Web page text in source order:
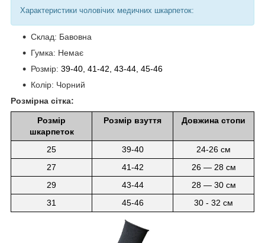
Характеристики чоловічих медичних шкарпеток:
Склад: Бавовна
Гумка: Немає
Розмір: 39-40, 41-42, 43-44, 45-46
Колір: Чорний
Розмірна сітка:
Розмір
шкарпеток
Розмір взуття Довжина стопи
25 39-40
24-26 см
27
41-42
26 ― 28 см
29
43-44
28 ― 30 см
31
45-46 30 - 32 см